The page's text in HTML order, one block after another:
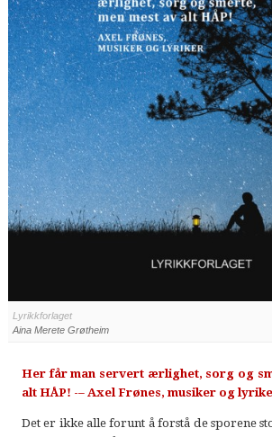
Lyrikkforlaget
Aina Merete Grøtheim
Her får man servert ærlighet, sorg og
alt HÅP! -– Axel Frønes, musiker og
Det er ikke alle forunt å forstå de sporene